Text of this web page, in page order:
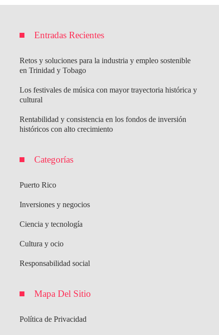
Entradas Recientes
Retos y soluciones para la industria y empleo sostenible
en Trinidad y Tobago
Los festivales de música con mayor trayectoria histórica y
cultural
Rentabilidad y consistencia en los fondos de inversión
históricos con alto crecimiento
Categorías
Puerto Rico
Inversiones y negocios
Ciencia y tecnología
Cultura y ocio
Responsabilidad social
Mapa Del Sitio
Política de Privacidad